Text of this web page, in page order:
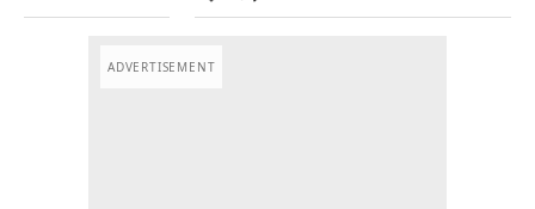
ADVERTISEMENT